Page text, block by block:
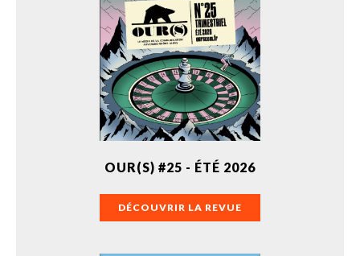
OUR(S) #25 - ÉTÉ 2026
DÉCOUVRIR LA REVUE